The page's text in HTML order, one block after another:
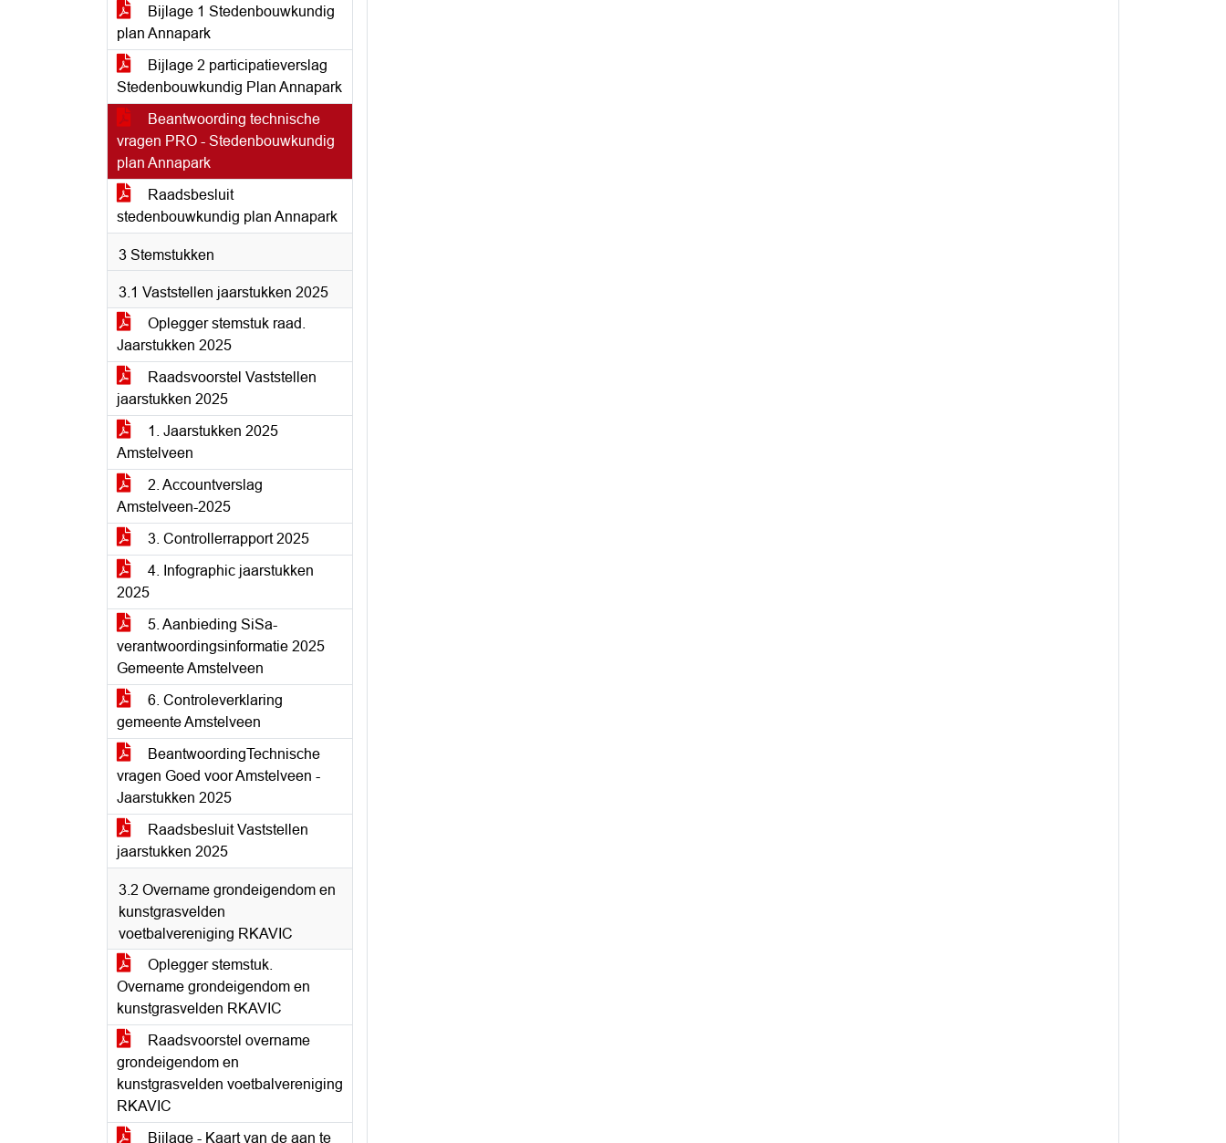
Bijlage 1 Stedenbouwkundig
plan Annapark
Bijlage 2 participatieverslag
Stedenbouwkundig Plan Annapark
Beantwoording technische
vragen PRO - Stedenbouwkundig
plan Annapark
Raadsbesluit
stedenbouwkundig plan Annapark
3 Stemstukken
3.1 Vaststellen jaarstukken 2025
Oplegger stemstuk raad.
Jaarstukken 2025
Raadsvoorstel Vaststellen
jaarstukken 2025
1. Jaarstukken 2025
Amstelveen
2. Accountverslag
Amstelveen-2025
3. Controllerrapport 2025
4. Infographic jaarstukken
2025
5. Aanbieding SiSa-
verantwoordingsinformatie 2025
Gemeente Amstelveen
6. Controleverklaring
gemeente Amstelveen
BeantwoordingTechnische
vragen Goed voor Amstelveen -
Jaarstukken 2025
Raadsbesluit Vaststellen
jaarstukken 2025
3.2 Overname grondeigendom en
kunstgrasvelden
voetbalvereniging RKAVIC
Oplegger stemstuk.
Overname grondeigendom en
kunstgrasvelden RKAVIC
Raadsvoorstel overname
grondeigendom en
kunstgrasvelden voetbalvereniging
RKAVIC
Bijlage - Kaart van de aan te